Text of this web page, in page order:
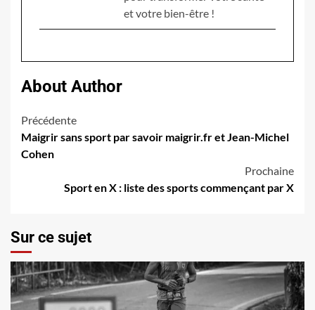
et votre bien-être !
About Author
Navigation
d’article
Précédente
Maigrir sans sport par savoir maigrir.fr et Jean-Michel
Cohen
Prochaine
Sport en X : liste des sports commençant par X
Sur ce sujet